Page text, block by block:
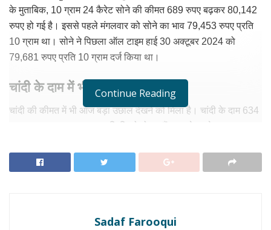
के मुताबिक, 10 ग्राम 24 कैरेट सोने की कीमत 689 रुपए बढ़कर 80,142
रुपए हो गई है। इससे पहले मंगलवार को सोने का भाव 79,453 रुपए प्रति
10 ग्राम था। सोने ने पिछला ऑल टाइम हाई 30 अक्टूबर 2024 को
79,681 रुपए प्रति 10 ग्राम दर्ज किया था।
चांदी के दाम में भी तेजी
चांदी की कीमत में भी आज बड़ा उछाल देखने को मिला है। चांदी के दाम 634
99,151 रुपए प्रति किलो दर्ज किया था।
नहीं हुई गिरावट! WGC की चेतावनी, और कितना सस्ता होगा
Continue Reading
Sadaf Farooqui